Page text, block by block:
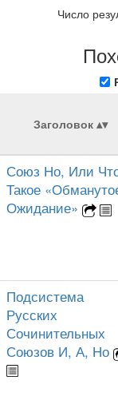
Число
Заголовок
Союз Но, Или
Такое
Ожидание»
Подсистема
Русских
Сочинительных
Союзов И, А, Но